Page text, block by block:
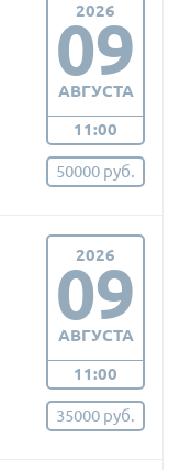
2026
09
АВГУСТА
11:00
50000 руб.
2026
09
АВГУСТА
11:00
35000 руб.